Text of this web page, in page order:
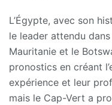
L’Égypte, avec son
le leader attendu
Mauritanie et le
pronostics en créant
expérience et leur
mais le Cap-Vert a